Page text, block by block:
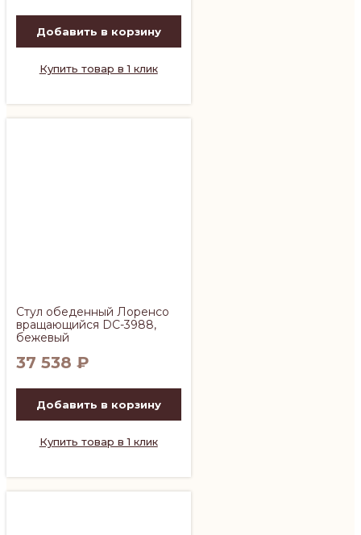
Добавить в корзину
Купить товар в 1 клик
Стул обеденный Лоренсо
вращающийся DC-3988,
бежевый
37 538 ₽
Добавить в корзину
Купить товар в 1 клик